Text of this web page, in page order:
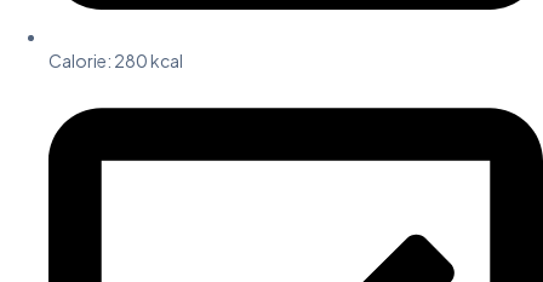
Calorie: 280 kcal